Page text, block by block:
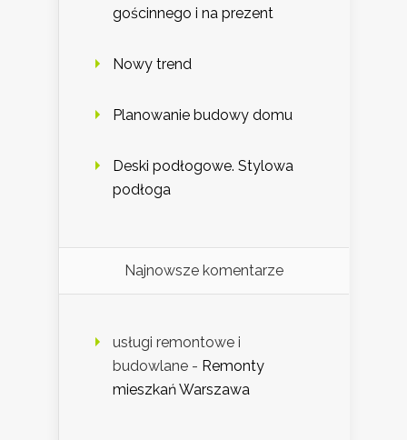
gościnnego i na prezent
Nowy trend
Planowanie budowy domu
Deski podłogowe. Stylowa
podłoga
Najnowsze komentarze
usługi remontowe i
budowlane - Remonty
mieszkań Warszawa